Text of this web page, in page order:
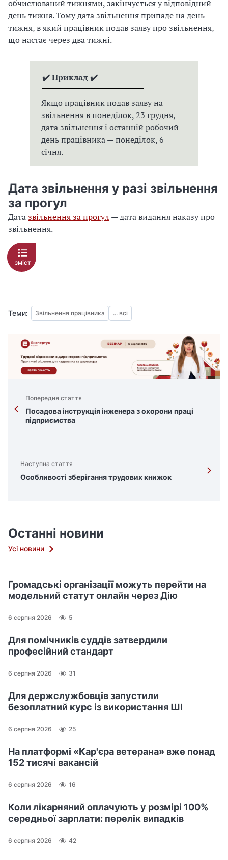
обчислюваний тижнями, закінчується у відповідний
день тижня. Тому дата звільнення припаде на день
тижня, в який працівник подав заяву про звільнення,
що настає через два тижні.
✔️ Приклад ✔️
Якщо працівник подав заяву на
звільнення в понеділок, 23 грудня,
дата звільнення і останній робочий
день працівника — понеділок, 6
січня.
Дата звільнення у разі звільнення
за прогул
Датазвільнення за прогул — дата видання наказу про
звільнення.
зміст
Теми: Звільнення працівника ... всі
Попередня стаття
Посадова інструкція інженера з охорони праці
підприємства
Наступна стаття
Особливості зберігання трудових книжок
Останні новини
Усі новини
Громадські організації можуть перейти на
модельний статут онлайн через Дію
6 серпня 2026 5
Для помічників суддів затвердили
професійний стандарт
6 серпня 2026 31
Для держслужбовців запустили
безоплатний курс із використання ШІ
6 серпня 2026 25
На платформі «Кар'єра ветерана» вже понад
152 тисячі вакансій
6 серпня 2026 16
Коли лікарняний оплачують у розмірі 100%
середньої зарплати: перелік випадків
6 серпня 2026 42